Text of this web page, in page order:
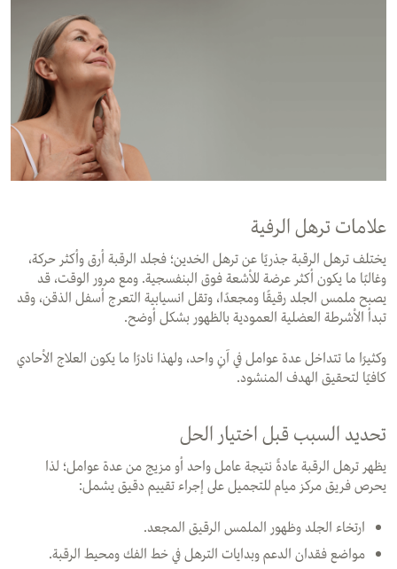
علامات ترهل الرفية
يختلف ترهل الرقبة جذريًا عن ترهل الخدين؛ فجلد الرقبة أرق وأكثر حركة،
وغالبًا ما يكون أكثر عرضة للأشعة فوق البنفسجية. ومع مرور الوقت، قد
يصبح ملمس الجلد رقيقًا ومجعدًا، وتقل انسيابية التعرج أسفل الذقن، وقد
تبدأ الأشرطة العضلية العمودية بالظهور بشكل أوضح.
وكثيرًا ما تتداخل عدة عوامل في آنٍ واحد، ولهذا نادرًا ما يكون العلاج الأحادي
كافيًا لتحقيق الهدف المنشود.
تحديد السبب قبل اختيار الحل
يظهر ترهل الرقبة عادةً نتيجة عامل واحد أو مزيج من عدة عوامل؛ لذا
يحرص فريق مركز ميام للتجميل على إجراء تقييم دقيق يشمل:
ارتخاء الجلد وظهور الملمس الرقيق المجعد.
مواضع فقدان الدعم وبدايات الترهل في خط الفك ومحيط الرقبة.